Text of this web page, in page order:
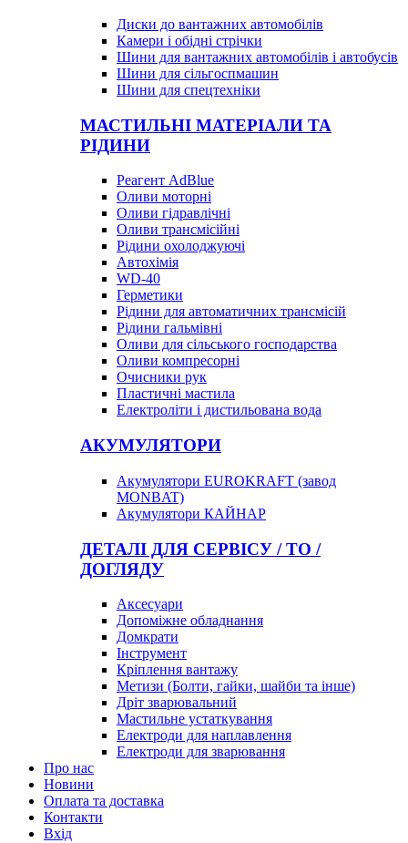
Диски до вантажних автомобілів
Камери і обідні стрічки
Шини для вантажних автомобілів і автобусів
Шини для сільгоспмашин
Шини для спецтехніки
МАСТИЛЬНІ МАТЕРІАЛИ ТА
РІДИНИ
Реагент AdBlue
Оливи моторні
Оливи гідравлічні
Оливи трансмісійні
Рідини охолоджуючі
Автохімія
WD-40
Герметики
Рідини для автоматичних трансмісій
Рідини гальмівні
Оливи для сільського господарства
Оливи компресорні
Очисники рук
Пластичні мастила
Електроліти і дистильована вода
АКУМУЛЯТОРИ
Акумулятори EUROKRAFT (завод
MONBAT)
Акумулятори КАЙНАР
ДЕТАЛІ ДЛЯ СЕРВІСУ / ТО /
ДОГЛЯДУ
Аксесуари
Допоміжне обладнання
Домкрати
Інструмент
Кріплення вантажу
Метизи (Болти, гайки, шайби та інше)
Дріт зварювальний
Мастильне устаткування
Електроди для наплавлення
Електроди для зварювання
Про нас
Новини
Оплата та доставка
Контакти
Вхiд